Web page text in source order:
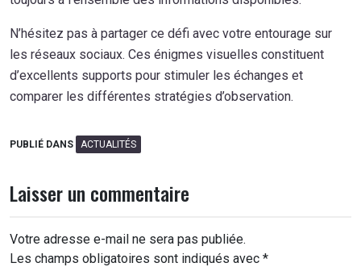
N’hésitez pas à partager ce défi avec votre entourage sur
les réseaux sociaux. Ces énigmes visuelles constituent
d’excellents supports pour stimuler les échanges et
comparer les différentes stratégies d’observation.
PUBLIÉ DANS ACTUALITÉS
Laisser un commentaire
Votre adresse e-mail ne sera pas publiée.
Les champs obligatoires sont indiqués avec *